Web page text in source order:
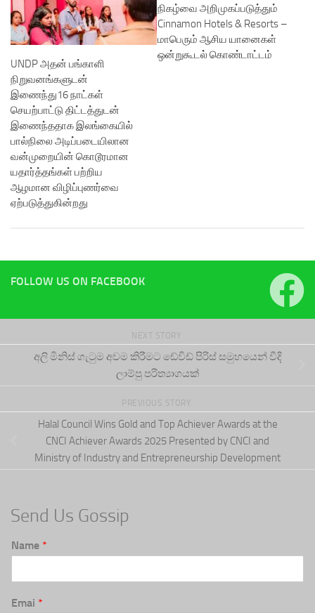
UNDP அதன் பங்காளி
நிறுவனங்களுடன்
இணைந்து16 நாட்கள்
செயற்பாட்டு திட்டத்துடன்
இணைந்ததாக இலங்கையில்
பால்நிலை அடிப்படையிலான
வன்முறையின் கொடூரமான
யதார்த்தங்கள் பற்றிய
ஆழமான விழிப்புணர்வை
ஏற்படுத்துகின்றது
நிகழ்வை அறிமுகப்படுத்தும்
Cinnamon Hotels & Resorts –
மாபெரும் ஆசிய யானைகள்
ஒன்றுகூடல் கொண்டாட்டம்
FOLLOW US ON FACEBOOK
NEXT STORY
අලි මිනිස් ගැටුම අවම කිරීමට ඩේවිඩ් පිරිස් සමුහයෙන් වීදි
ලාම්පු පරිත්‍යාගයක්
PREVIOUS STORY
Halal Council Wins Gold and Top Achiever Awards at the
CNCI Achiever Awards 2025 Presented by CNCI and
Ministry of Industry and Entrepreneurship Development
Send Us Gossip
Name *
Emai *